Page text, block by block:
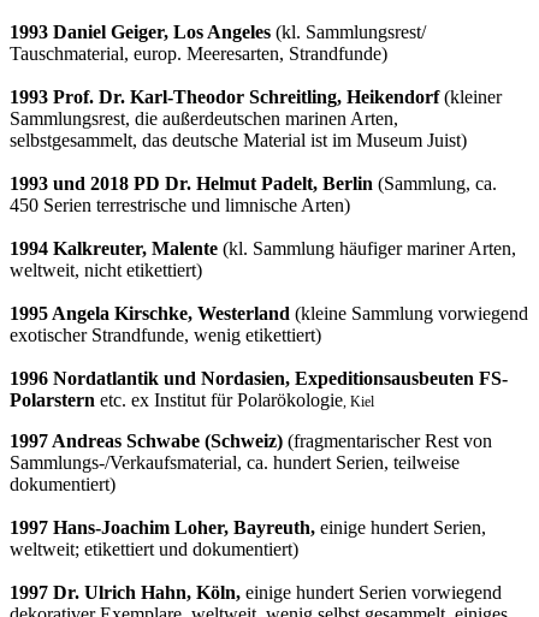
1993 Daniel Geiger, Los Angeles (kl. Sammlungsrest/
Tauschmaterial, europ. Meeresarten, Strandfunde)
1993 Prof. Dr. Karl-Theodor Schreitling, Heikendorf(kleiner
Sammlungsrest, die außerdeutschen marinen Arten,
selbstgesammelt, das deutsche Material ist im Museum Juist)
1993 und 2018 PD Dr. Helmut Padelt, Berlin (Sammlung, ca.
450 Serien terrestrische und limnische Arten)
1994 Kalkreuter, Malente (kl. Sammlung häufiger mariner Arten,
weltweit, nicht etikettiert)
1995 Angela Kirschke, Westerland (kleine Sammlung vorwiegend
exotischer Strandfunde, wenig etikettiert)
1996 Nordatlantik und Nordasien, Expeditionsausbeuten FS-
Polarstern etc. ex Institut für Polarökologie , Kiel
1997 Andreas Schwabe (Schweiz) (fragmentarischer Rest von
Sammlungs-/Verkaufsmaterial, ca. hundert Serien, teilweise
dokumentiert)
1997 Hans-Joachim Loher, Bayreuth, einige hundert Serien,
weltweit; etikettiert und dokumentiert)
1997 Dr. Ulrich Hahn, Köln, einige hundert Serien vorwiegend